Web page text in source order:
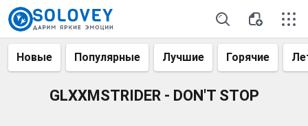
Новые Популярные Лучшие Горячие
GLXXMSTRIDER - DON'T STOP